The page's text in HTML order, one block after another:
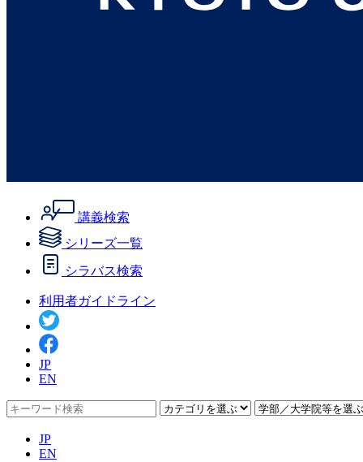
講義検索
シリーズ一覧
シラバス検索
利用者ガイドライン
JP
EN
JP
EN